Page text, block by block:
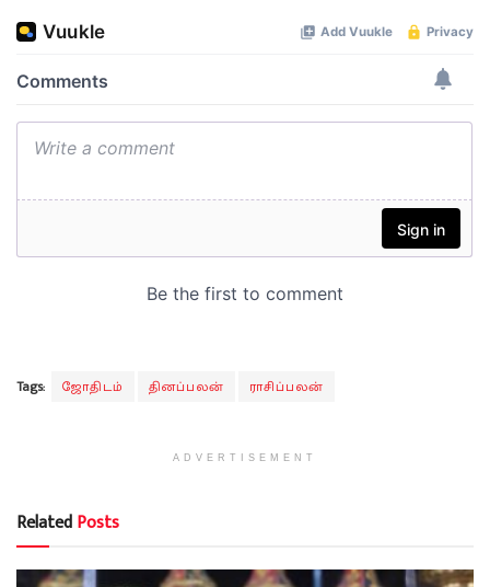
Tags: ஜோதிடம் தினப்பலன் ராசிப்பலன்
ADVERTISEMENT
RelatedPosts